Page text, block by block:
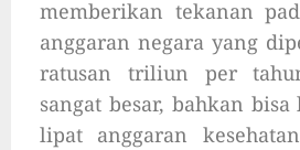
memberikan tekanan
anggaran negara yang
ratusan triliun per
sangat besar, bahkan
lipat anggaran